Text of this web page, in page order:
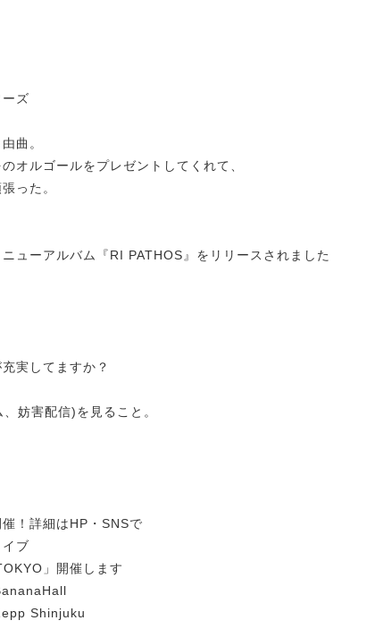
ーズ
曲。
ルゴールをプレゼントしてくれて、
った。
ューアルバム『RI PATHOS』をリリースされました
実してますか？
妨害配信)を見ること。
！詳細はHP・SNSで
ブ
」開催します